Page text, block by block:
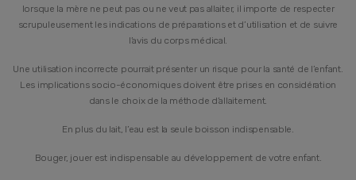
lorsque la mère ne peut pas ou ne veut pas allaiter, il importe de respecter
scrupuleusement les indications de préparations et d’utilisation et de suivre
l’avis du corps médical.
Une utilisation incorrecte pourrait présenter un risque pour la santé de l’enfant.
Les implications socio-économiques doivent être prises en considération
dans le choix de la méthode d’allaitement.
En plus du lait, l’eau est la seule boisson indispensable.
Bouger, jouer est indispensable au développement de votre enfant.